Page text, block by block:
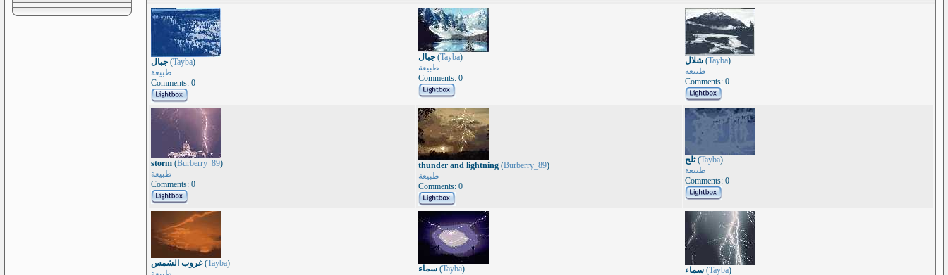
جبال (Tayba)
طبيعة
Comments: 0
جبال (Tayba)
طبيعة
Comments: 0
شلال (Tayba)
طبيعة
Comments: 0
storm (Burberry_89)
طبيعة
Comments: 0
thunder and lightning (Burberry_89)
طبيعة
Comments: 0
ثلج(Tayba)
طبيعة
Comments: 0
غروب الشمس(Tayba)
سماء (Tayba)
سماء (Tayba)